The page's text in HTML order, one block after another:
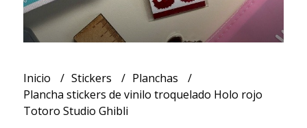
Inicio Stickers
Planchas
Plancha stickers de vinilo troquelado Holo rojo
Totoro Studio Ghibli